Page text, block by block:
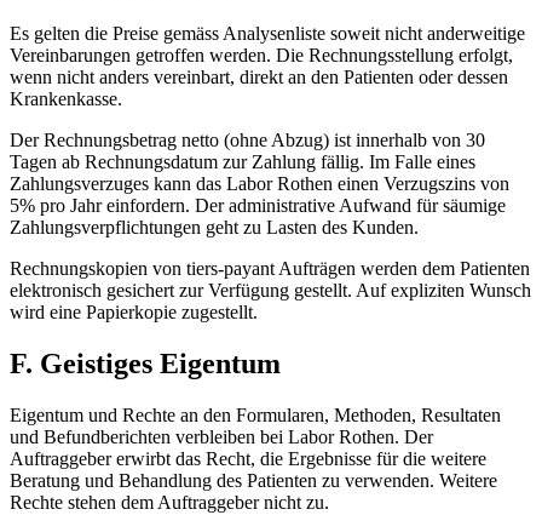
Es gelten die Preise gemäss Analysenliste soweit nicht anderweitige
Vereinbarungen getroffen werden. Die Rechnungsstellung erfolgt,
wenn nicht anders vereinbart, direkt an den Patienten oder dessen
Krankenkasse.
Der Rechnungsbetrag netto (ohne Abzug) ist innerhalb von 30
Tagen ab Rechnungsdatum zur Zahlung fällig. Im Falle eines
Zahlungsverzuges kann das Labor Rothen einen Verzugszins von
5% pro Jahr einfordern. Der administrative Aufwand für säumige
Zahlungsverpflichtungen geht zu Lasten des Kunden.
Rechnungskopien von tiers-payant Aufträgen werden dem Patienten
elektronisch gesichert zur Verfügung gestellt. Auf expliziten Wunsch
wird eine Papierkopie zugestellt.
F. Geistiges Eigentum
Eigentum und Rechte an den Formularen, Methoden, Resultaten
und Befundberichten verbleiben bei Labor Rothen. Der
Auftraggeber erwirbt das Recht, die Ergebnisse für die weitere
Beratung und Behandlung des Patienten zu verwenden. Weitere
Rechte stehen dem Auftraggeber nicht zu.